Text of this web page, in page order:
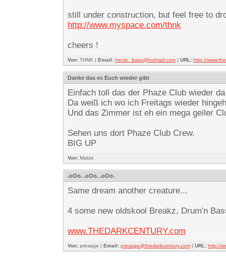
still under construction, but feel free to
http://www.myspace.com/thnk
cheers !
Von: THNK | Email: hectic_bass@hotmail.com | URL: http://
Danke das es Euch wieder gibt
Einfach toll das der Phaze Club wieder
Da weiß ich wo ich Freitags wieder
Und das Zimmer ist eh ein mega geiler
Sehen uns dort Phaze Club Crew.
BIG UP
Von: Matze
.oOo. .oOo. .oOo.
Same dream another creature...
4 some new oldskool Breakz, Drum'n
www.THEDARKCENTURY.com
Von: presage | Email: presage@thedarkcentury.com | URL: http://